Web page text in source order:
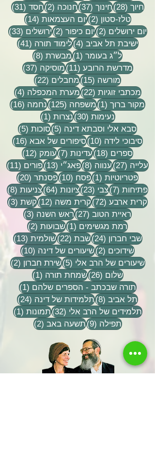
חיוך (28) 28 פוסטים
חינוך (37) 37 פוסטים
חנוכה (2) 2 פוסטיםחסד (31)
31 פוסטים
טלז-סטון (2) 2 פוסטיםיום העצמאות (14)
14 פוסטים
יום ירושלים (2) 2 פוסטיםיום כיפור (2) 2 פוסטיםירושלים (33)
33 פוסטים
ישיבת תל אביב (4) 4 פוסטיםלימוד תורה (41)
41 פוסטים
ל״ג בעומר (1) פוסט 1
מבשרת (8)
8 פוסטים
מדרשת הרובע (11) 11 פוסטים
מוסיקה (37)
37 פוסטים
מורשה (15) 15 פוסטים
מחבלים (22)
22 פוסטים
מכתבי זוגיות (22) 22 פוסטים
מערת המכפלה (4)
4 פוסטים
מקור ברוך (1) פוסט 1
משפחה (125) 125 פוסטים
נחמה (16)
16 פוסטים
נעימות (30) 30 פוסטים
נצרות (1)
פוסט 1
סבא אלי וסבתא דינה (5) 5 פוסטיםסוכות (5)
5 פוסטים
סיבוכי לידה (10) 10 פוסטים
סיפורים של אבא (16)
16 פוסטים
ספרים (18) 18 פוסטים
עדינות (7) 7 פוסטיםעומק (12)
12 פוסטים
עלייה (27) 27 פוסטים
ענווה (8) 8 פוסטיםפאג״י (13) 13 פוסטים
פורים (11)
11
פטריוטיות (1) פוסט 1
פסח (10) 10 פוסטים
פסנתר (20)
20 פוסטים
פתיחות (7) 7 פוסטיםצבי (23) 23 פוסטים
ציונות (64) 64 פוסטים
צניעות (8)
8 פוסטים
קרית ארבע (72) 72 פוסטים
קרית משה (12) 12 פוסטים
קשת (3)
3 פוסטים
ראיית הטוב (27) 27 פוסטים
ראש השנה (3)
3 פוסטים
רמת מגשימים (1) פוסט 1
שבועות (2)
2 פוסטים
שבי חברון (24) 24 פוסטים
שבת (22) 22 פוסטים
שולמית (13)
13 פוסטים
שידוכים (2) 2 פוסטיםשיעורים של דינה (10)
10 פוסטים
שיעורים של הרב אלי (5) 5 פוסטיםשירת חברון (2)
2 פוסטים
שלום (26) 26 פוסטים
שמחת תורה (1)
פוסט 1
תורה שבכתב - הספרים שלהם (1)
פוסט 1
תל אביב (8) 8 פוסטיםתלמידות של דינה (24)
24 פוסטים
תלמידים של הרב אלי (32) 32 פוסטים
תמונות (1)
תפילה (9) 9 פוסטיםתשעה באב (2) 2 פוסטים